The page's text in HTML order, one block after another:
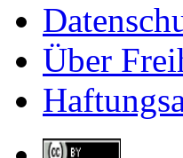
Über